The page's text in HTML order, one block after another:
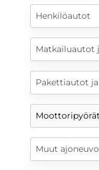
Henkilöautot
Matkailuautot
Pakettiautot
Moottoripyörät
Muut